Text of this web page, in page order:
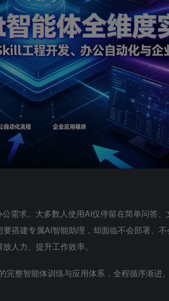
需求。大多数人使用AI仅停留在简单问答
搭建专属AI智能助理，却面临不会部署、
人力、提升工作效率。
整智能体训练与应用体系，全程循序渐进